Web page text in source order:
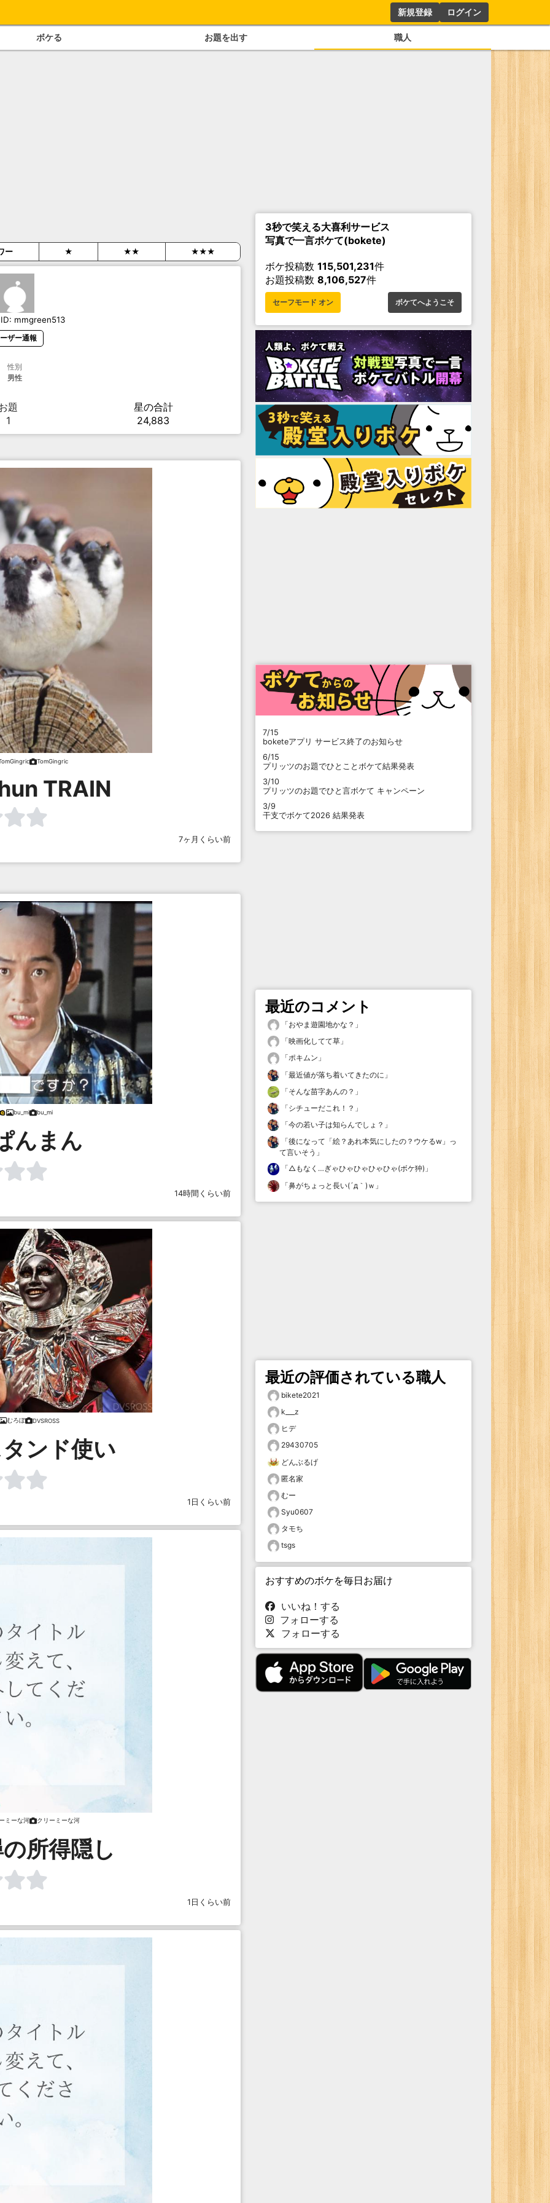
新規登録 ログイン
ボケる お題を出す 職人
ー ★ ★★ ★★★
ID: mmgreen513
ザー通報
性別
男性
題
1
星の合計
24,883
TomGingric
TRAIN
7ヶ月くらい前
bu_mi bu_mi
んまん
14時間くらい前
むろぼ DVSROSS
ンド使い
1日くらい前
ミーな河 クリーミーな河
所得隠し
1日くらい前
3秒で笑える大喜利サービス
写真で一言ボケて(bokete)
ボケ投稿数 115,501,231件
お題投稿数 8,106,527件
セーフモード オン ボケてへようこそ
7/15
boketeアプリ サービス終了のお知らせ
6/15
プリッツのお題でひとことボケて結果発表
3/10
プリッツのお題でひと言ボケて キャンペーン
3/9
干支でボケて2026 結果発表
最近のコメント
「おやま遊園地かな？ 」
「映画化してて草 」
「ポキムン 」
「最近値が落ち着いてきたのに 」
「そんな苗字あんの？ 」
「シチューだこれ！？ 」
「今の若い子は知らんでしょ？ 」
「後になって「絵？あれ本気にしたの？ウケるw」っ
て言いそう 」
「△もなく…ぎゃひゃひゃひゃひゃ(ボケ狆) 」
「鼻がちょっと長い(´д｀)ｗ 」
最近の評価されている職人
bikete2021
k___z
ヒデ
29430705
どんぶるげ
匿名家
むー
Syu0607
タモち
tsgs
おすすめのボケを毎日お届け
いいね！する
フォローする
フォローする